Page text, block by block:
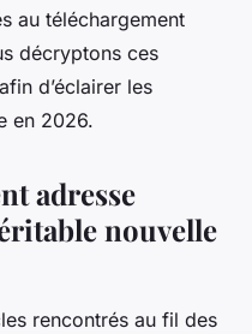
au téléchargement
décryptons ces
d’éclairer les
en 2026.
adresse
nouvelle
rencontrés au fil des